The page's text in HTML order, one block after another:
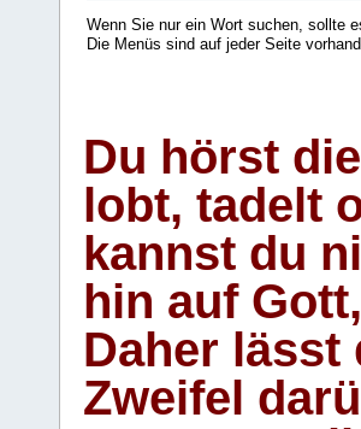
Wenn Sie nur ein Wort suchen, sollte
Die Menüs sind auf jeder Seite
Du hörst
lobt, tadelt
kannst du
hin auf
Daher lässt
Zweifel